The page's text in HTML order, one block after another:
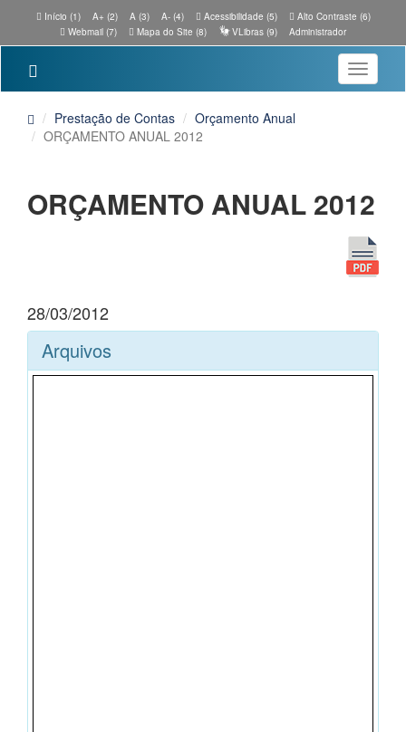
Início (1) A+ (2) A (3) A- (4) Acessibilidade (5)
Alto Contraste (6)
Webmail (7)
Mapa do Site (8) VLibras (9) Administrador
Toggle
Prestação de Contas
Orçamento Anual
ORÇAMENTO ANUAL 2012
ORÇAMENTO ANUAL 2012
28/03/2012
Arquivos